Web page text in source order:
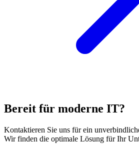
Bereit für moderne IT?
Kontaktieren Sie uns für ein
Wir finden die optimale Lösung für Ihr